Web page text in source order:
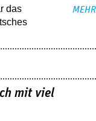
das
MEHR
mit viel